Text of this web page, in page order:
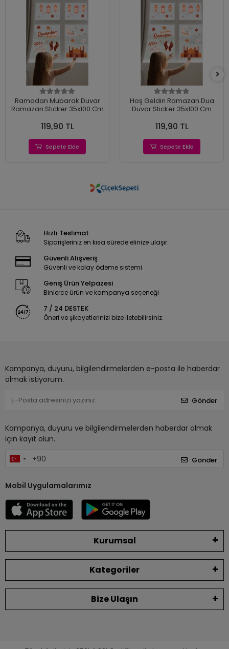
Ramadan Mubarak Duvar
Ramazan Sticker 35x100 Cm
119,90 TL
Sepete Ekle
Hoş Geldin Ramazan Dua
Duvar Sticker 35x100 Cm
119,90 TL
Sepete Ekle
Hızlı Teslimat
Siparişleriniz en kısa sürede elinize ulaşır.
Güvenli Alışveriş
Güvenli ve kolay ödeme sistemi
Geniş Ürün Yelpazesi
Binlerce ürün ve kampanya seçeneği
7 / 24 DESTEK
Öneri ve şikayetlerinizi bize iletebilirsiniz.
Kampanya, duyuru, bilgilendirmelerden e-posta ile haberdar
olmak istiyorum.
Gönder
Kampanya, duyuru ve bilgilendirmelerden haberdar olmak
için kayıt olun.
Gönder
Mobil Uygulamalarımız
Kurumsal
Kategoriler
Bize Ulaşın